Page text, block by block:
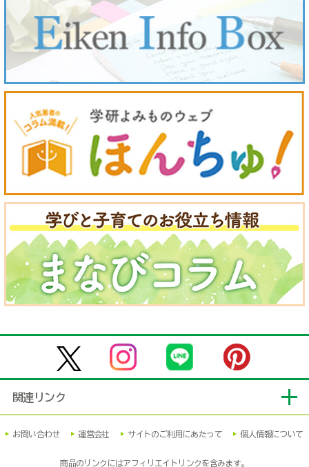
関連リンク
お問い合わせ 運営会社 サイトのご利用にあたって 個人情報について
商品のリンクにはアフィリエイトリンクを含みます。